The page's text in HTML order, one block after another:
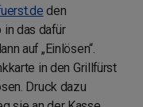
den
das dafür
auf „Einlösen“.
in den Grillfürst
Druck dazu